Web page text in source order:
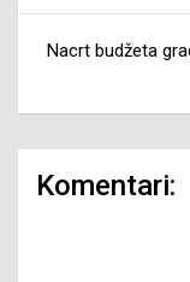
Nacrt budžeta
Komentari: